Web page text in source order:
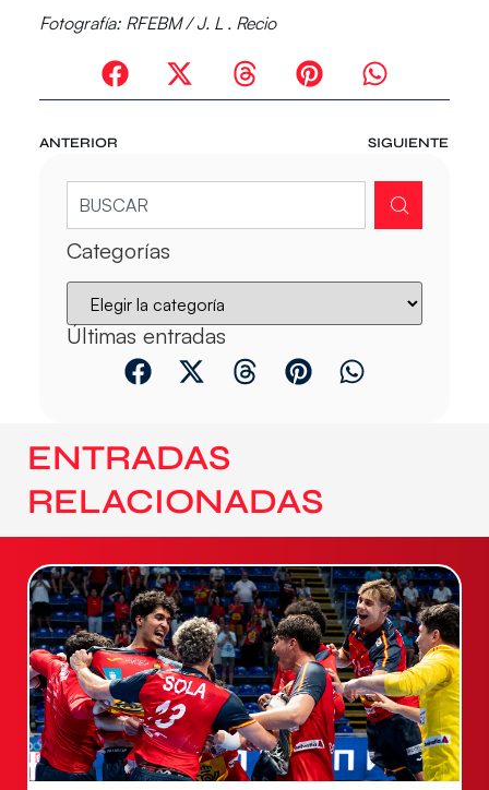
Fotografía: RFEBM / J. L . Recio
ANTERIOR SIGUIENTE
Categorías
Últimas entradas
ENTRADAS
RELACIONADAS